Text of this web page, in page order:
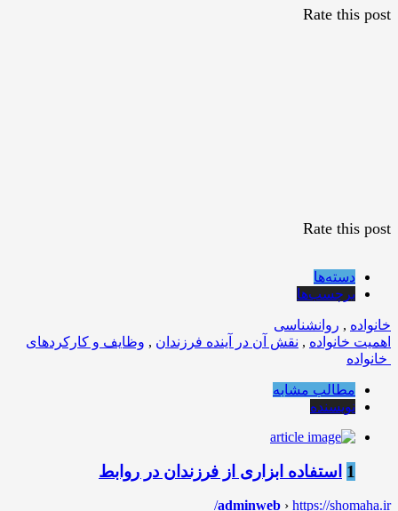
Rate this post
Rate this post
دسته‌ها
برچسب‌ها
خانواده , روانشناسی
اهمیت خانواده , نقش آن در آینده فرزندان , وظایف و کارکردهای
خانواده
مطالب مشابه
نویسنده
1 استفاده ابزاری از فرزندان در روابط
adminweb › https://shomaha.ir/